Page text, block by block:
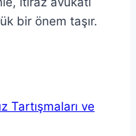
bir önem taşır.